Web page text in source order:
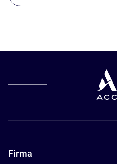
Firma